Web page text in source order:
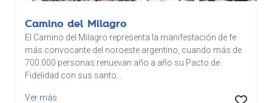
Camino del Milagro
El Camino del Milagro representa la manifestación de fe
más convocante del noroeste argentino, cuando más de
700.000 personas renuevan año a año su Pacto de
Fidelidad con sus santo...
Ver más